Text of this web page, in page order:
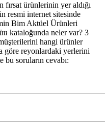
fırsat ürünlerinin yer aldığı
resmi internet sitesinde
Bim Aktüel Ürünleri
kataloğunda neler var? 3
hangi ürünler
göre reyonlardaki yerlerini
bu soruların cevabı: